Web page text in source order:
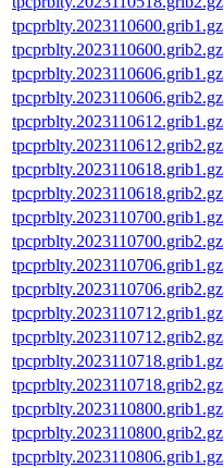
tpcprblty.2023110600.grib1.gz
tpcprblty.2023110600.grib2.gz
tpcprblty.2023110606.grib1.gz
tpcprblty.2023110606.grib2.gz
tpcprblty.2023110612.grib1.gz
tpcprblty.2023110612.grib2.gz
tpcprblty.2023110618.grib1.gz
tpcprblty.2023110618.grib2.gz
tpcprblty.2023110700.grib1.gz
tpcprblty.2023110700.grib2.gz
tpcprblty.2023110706.grib1.gz
tpcprblty.2023110706.grib2.gz
tpcprblty.2023110712.grib1.gz
tpcprblty.2023110712.grib2.gz
tpcprblty.2023110718.grib1.gz
tpcprblty.2023110718.grib2.gz
tpcprblty.2023110800.grib1.gz
tpcprblty.2023110800.grib2.gz
tpcprblty.2023110806.grib1.gz